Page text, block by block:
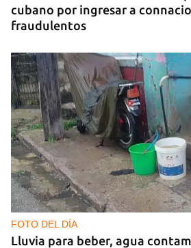
cubano por ingresar a
fraudulentos
FOTO DEL DÍA
Lluvia para beber, agua